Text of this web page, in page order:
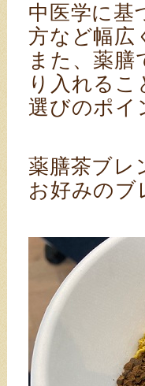
中医学に基
方など幅広
また、薬
り入れる
選びのポイ
薬膳茶ブレ
お好みの